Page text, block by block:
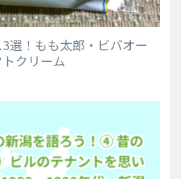
選！もも太郎・ビバオー
クリーム